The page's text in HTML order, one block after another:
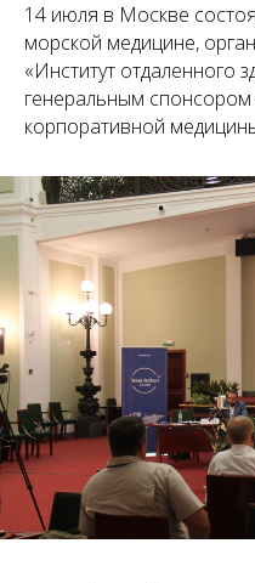
14 июля в Москве
морской медицине,
«Институт отдаленного
генеральным спонсором
корпоративной